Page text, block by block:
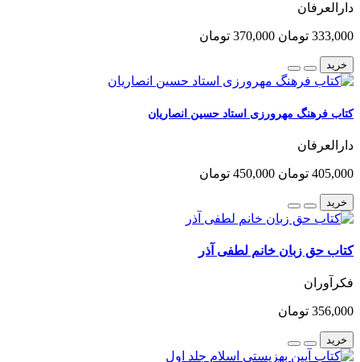
دارالعرفان
333,000 تومان 370,000 تومان
خرید
کتاب فرهنگ مهرورزی استاد حسین انصاریان
دارالعرفان
405,000 تومان 450,000 تومان
خرید
کتاب حق زبان خانم لطفی آذر
فکرآوران
356,000 تومان
خرید